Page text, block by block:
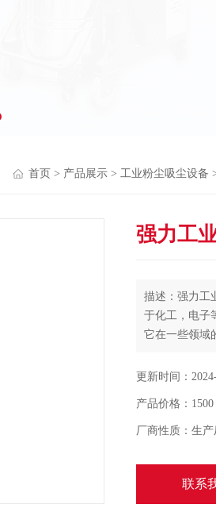
首页 > 产品展示 > 工业粉尘吸尘设备
强力工
描述：强力工
于化工，电子
它在一些领域
更新时间：
产品价格：1500
厂商性质：生产
联系